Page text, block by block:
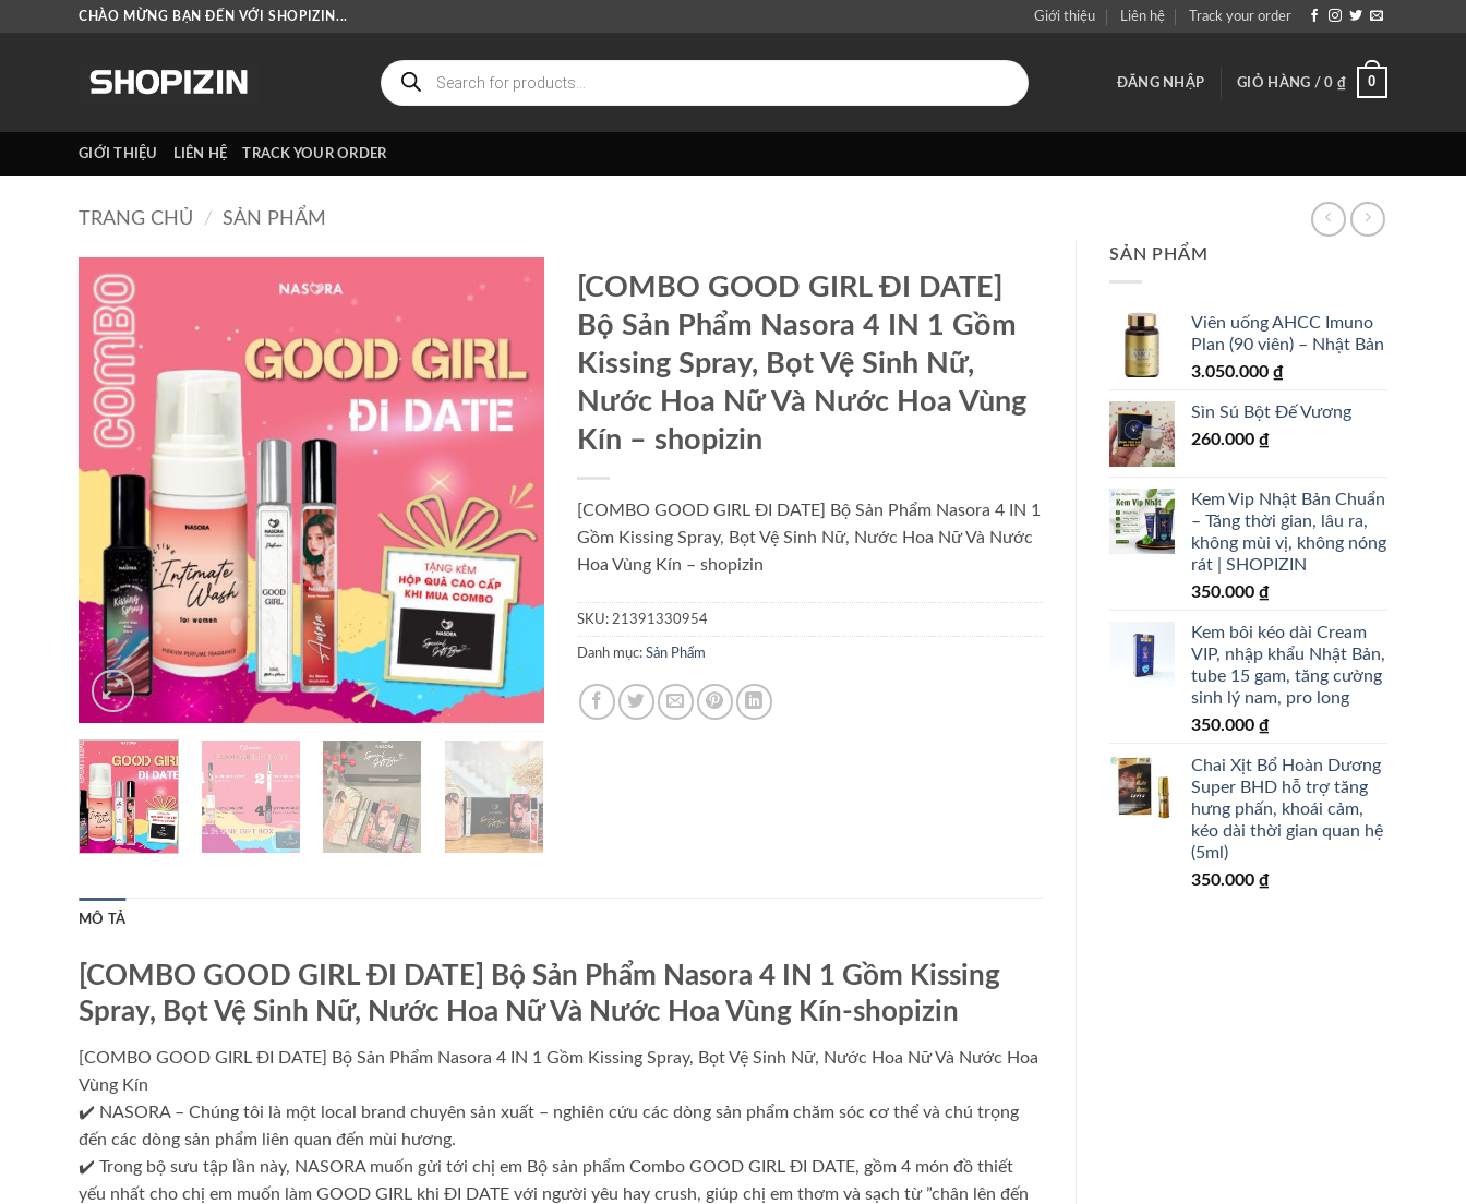
CHÀO MỪNG BẠN ĐẾN VỚI SHOPIZIN... Giới thiệu Liên hệ Track your order
Tìm
kiếm
sản
phẩm
ĐĂNG NHẬP GIỎ HÀNG /0 ₫ 0
GIỚI THIỆU LIÊN HỆ TRACK YOUR ORDER
TRANG CHỦ / SẢN PHẨM
SẢN PHẨM
Viên uống AHCC Imuno
Plan (90 viên) – Nhật Bản
3.050.000 ₫
Sìn Sú Bột Đế Vương
260.000 ₫
Kem Vip Nhật Bản Chuẩn
– Tăng thời gian, lâu ra,
không mùi vị, không nóng
rát | SHOPIZIN
350.000 ₫
Kem bôi kéo dài Cream
VIP, nhập khẩu Nhật Bản,
tube 15 gam, tăng cường
sinh lý nam, pro long
350.000 ₫
Chai Xịt Bổ Hoàn Dương
Super BHD hỗ trợ tăng
hưng phấn, khoái cảm,
kéo dài thời gian quan hệ
(5ml)
350.000 ₫
[COMBO GOOD GIRL ĐI DATE]
Bộ Sản Phẩm Nasora 4 IN 1 Gồm
Kissing Spray, Bọt Vệ Sinh Nữ,
Nước Hoa Nữ Và Nước Hoa Vùng
Kín – shopizin
[COMBO GOOD GIRL ĐI DATE] Bộ Sản Phẩm Nasora 4 IN 1
Gồm Kissing Spray, Bọt Vệ Sinh Nữ, Nước Hoa Nữ Và Nước
Hoa Vùng Kín – shopizin
SKU: 21391330954
Danh mục: Sản Phẩm
MÔ TẢ
[COMBO GOOD GIRL ĐI DATE] Bộ Sản Phẩm Nasora 4 IN 1 Gồm Kissing
Spray, Bọt Vệ Sinh Nữ, Nước Hoa Nữ Và Nước Hoa Vùng Kín-shopizin
[COMBO GOOD GIRL ĐI DATE] Bộ Sản Phẩm Nasora 4 IN 1 Gồm Kissing Spray, Bọt Vệ Sinh Nữ, Nước Hoa Nữ Và Nước Hoa
Vùng Kín
✔️ NASORA – Chúng tôi là một local brand chuyên sản xuất – nghiên cứu các dòng sản phẩm chăm sóc cơ thể và chú trọng
đến các dòng sản phẩm liên quan đến mùi hương.
✔️ Trong bộ sưu tập lần này, NASORA muốn gửi tới chị em Bộ sản phẩm Combo GOOD GIRL ĐI DATE, gồm 4 món đồ thiết
yếu nhất cho chị em muốn làm GOOD GIRL khi ĐI DATE với người yêu hay crush, giúp chị em thơm và sạch từ ”chân lên đến